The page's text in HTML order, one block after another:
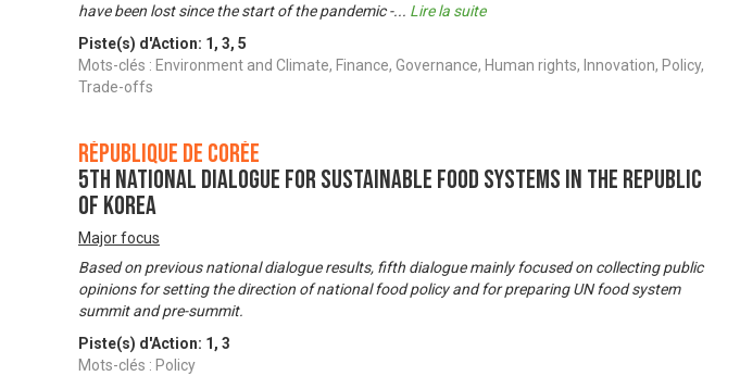
have been lost since the start of the pandemic -... Lire la suite
Piste(s) d'Action: 1 , 3, 5
Mots-clés : Environment and Climate, Finance, Governance, Human rights, Innovation, Policy,
Trade-offs
République de Corée
5th National Dialogue for Sustainable Food Systems in the Republic
of Korea
Major focus
Based on previous national dialogue results, fifth dialogue mainly focused on collecting public
opinions for setting the direction of national food policy and for preparing UN food system
summit and pre-summit.
Piste(s) d'Action: 1 , 3
Mots-clés : Policy